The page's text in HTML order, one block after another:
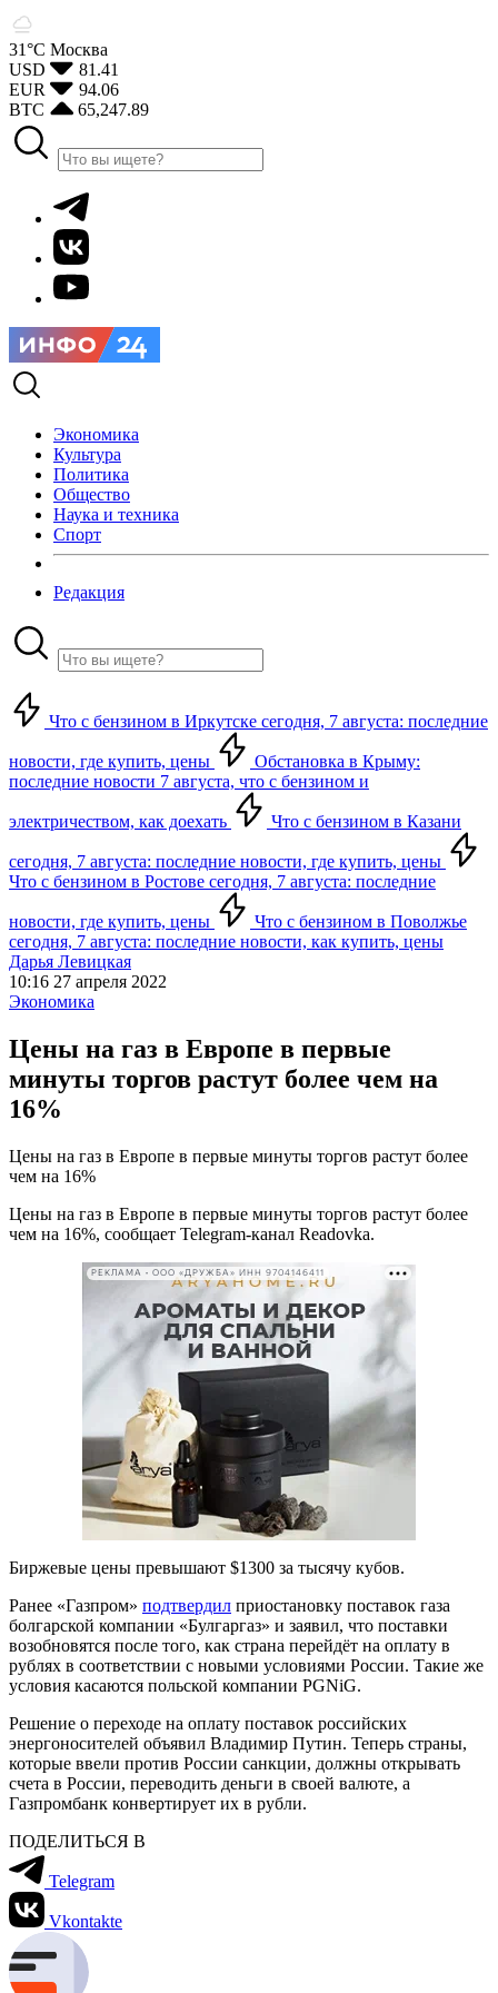
31°С Москва
USD
81.41
EUR
94.06
BTC
65,247.89
Экономика
Культура
Политика
Общество
Наука и техника
Спорт
Редакция
Что с бензином в Иркутске сегодня, 7 августа: последние
новости, где купить, цены
Обстановка в Крыму:
последние новости 7 августа, что с бензином и
электричеством, как доехать Что с бензином в Казани
сегодня, 7 августа: последние новости, где купить, цены
Что с бензином в Ростове сегодня, 7 августа: последние
новости, где купить, цены
Что с бензином в Поволжье
сегодня, 7 августа: последние новости, как купить, цены
Дарья Левицкая
10:16 27 апреля 2022
Экономика
Цены на газ в Европе в первые
минуты торгов растут более чем на
16%
Цены на газ в Европе в первые минуты торгов растут более
чем на 16%
Цены на газ в Европе в первые минуты торгов растут более
чем на 16%, сообщает Telegram-канал Readovka.
РЕКЛАМА • ООО «ДРУЖБА» ИНН 9704146411
Биржевые цены превышают $1300 за тысячу кубов.
Ранее «Газпром» подтвердил приостановку поставок газа
болгарской компании «Булгаргаз» и заявил, что поставки
возобновятся после того, как страна перейдёт на оплату в
рублях в соответствии с новыми условиями России. Такие же
условия касаются польской компании PGNiG.
Решение о переходе на оплату поставок российских
энергоносителей объявил Владимир Путин. Теперь страны,
которые ввели против России санкции, должны открывать
счета в России, переводить деньги в своей валюте, а
Газпромбанк конвертирует их в рубли.
ПОДЕЛИТЬСЯ В
Telegram
Vkontakte